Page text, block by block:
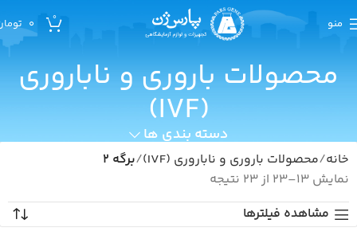
منو 0
0
محصولات باروری و ناباروری
(IVF)
دسته بندی ها
خانه محصولات باروری و ناباروری (IVF)
برگه 2
نمایش 13–23 از 23 نتیجه
مشاهده فیلترها